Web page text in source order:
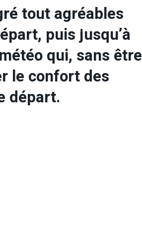
tout agréables
puis jusqu’à
qui, sans être
le confort des
départ.